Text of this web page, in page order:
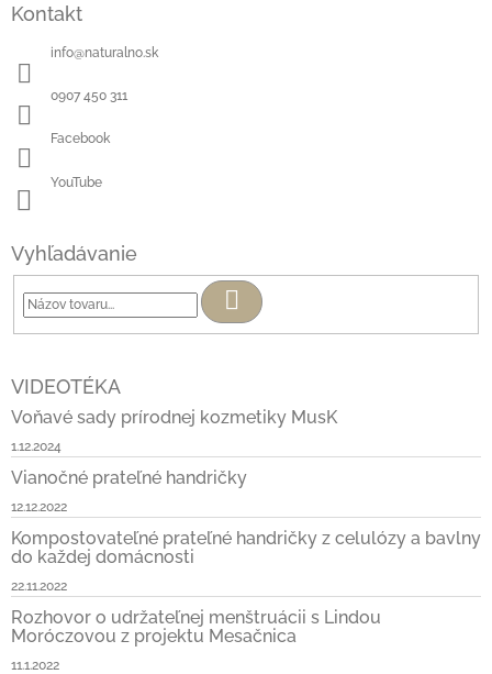
Kontakt
info@naturalno.sk
0907 450 311
Facebook
YouTube
Vyhľadávanie
Hľadať
VIDEOTÉKA
Voňavé sady prírodnej kozmetiky MusK
1.12.2024
Vianočné prateľné handričky
12.12.2022
Kompostovateľné prateľné handričky z celulózy a bavlny
do každej domácnosti
22.11.2022
Rozhovor o udržateľnej menštruácii s Lindou
Moróczovou z projektu Mesačnica
11.1.2022